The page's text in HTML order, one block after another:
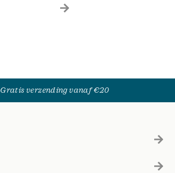
Gratis verzending vanaf €20